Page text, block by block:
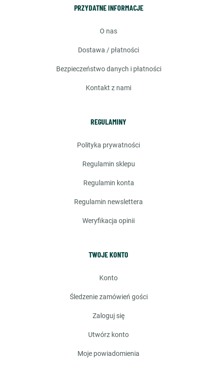
PRZYDATNE INFORMACJE
o nas
dostawa / płatności
bezpieczeństwo danych i płatności
kontakt z nami
REGULAMINY
polityka prywatności
regulamin sklepu
regulamin konta
regulamin newslettera
weryfikacja opinii
TWOJE KONTO
konto
śledzenie zamówień gości
zaloguj się
utwórz konto
moje powiadomienia